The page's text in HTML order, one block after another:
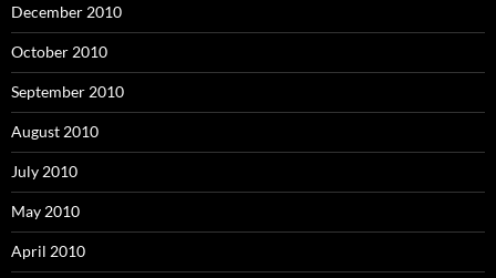
December 2010
October 2010
September 2010
August 2010
July 2010
May 2010
April 2010